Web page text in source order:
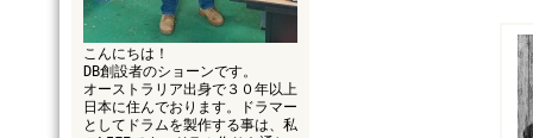
こんにちは！
DB創設者のショーンです。
オーストラリア出身で３０年以上
日本に住んでおります。ドラマー
としてドラムを製作する事は、私